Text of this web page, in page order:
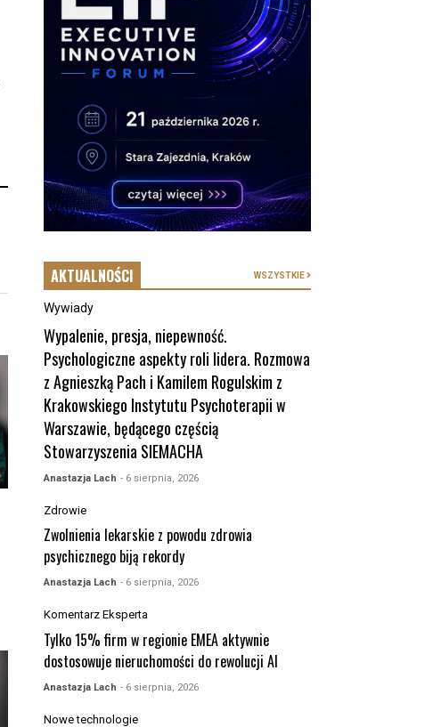
AKTUALNOŚCI WSZYSTKIE
Wywiady
Wypalenie, presja, niepewność.
Psychologiczne aspekty roli lidera. Rozmowa
z Agnieszką Pach i Kamilem Rogulskim z
Krakowskiego Instytutu Psychoterapii w
Warszawie, będącego częścią
Stowarzyszenia SIEMACHA
Anastazja Lach - 6 sierpnia, 2026
Zdrowie
Zwolnienia lekarskie z powodu zdrowia
psychicznego biją rekordy
Anastazja Lach - 6 sierpnia, 2026
Komentarz Eksperta
Tylko 15% firm w regionie EMEA aktywnie
dostosowuje nieruchomości do rewolucji AI
Anastazja Lach - 6 sierpnia, 2026
Nowe technologie